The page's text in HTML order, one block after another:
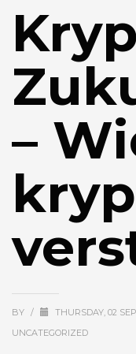
–
BY / THURSDAY, 02
UNCATEGORIZED